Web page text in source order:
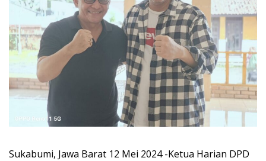
Sukabumi, Jawa Barat 12 Mei 2024 -Ketua Harian DPD